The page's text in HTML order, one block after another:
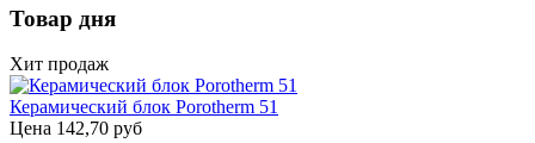
Товар дня
Хит продаж
Керамический блок Porotherm 51
Цена 142,70 руб